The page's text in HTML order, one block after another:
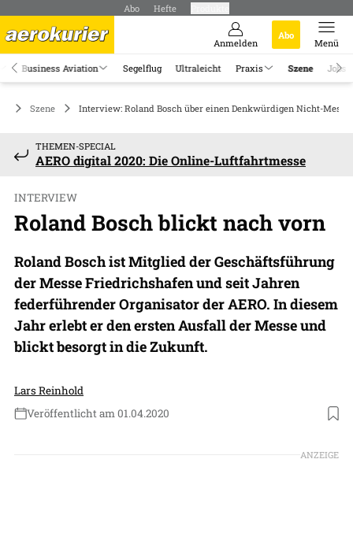
Abo Hefte
Anmelden
Abo
Menü
Business Aviation Segelflug Ultraleicht Praxis Szene Jobs
Szene Interview: Roland Bosch über einen Denkwürdigen Nicht-
THEMEN-SPECIAL
AERO digital 2020: Die Online-Luftfahrtmesse
INTERVIEW
Roland Bosch blickt nach vorn
Roland Bosch ist Mitglied der Geschäftsführung
der Messe Friedrichshafen und seit Jahren
federführender Organisator der AERO. In diesem
Jahr erlebt er den ersten Ausfall der Messe und
blickt besorgt in die Zukunft.
Lars Reinhold
Veröffentlicht am 01.04.2020
Foto: Bildrechte: Messe Friedrichshafe
ANZEIGE